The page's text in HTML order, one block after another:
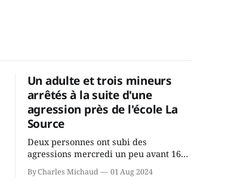
Un adulte et trois mineurs
arrêtés à la suite d'une
agression près de l'école La
Source
Deux personnes ont subi des
agressions mercredi un peu avant 16h
à proximité de l'école primaire La
Source dans le secteur Bellefeuille de
By Charles Michaud 01 Aug 2024